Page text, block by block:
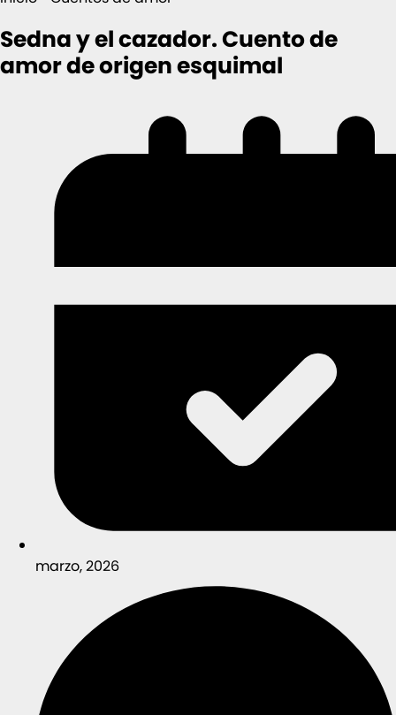
Sedna y el cazador. Cuento de
amor de origen esquimal
marzo, 2026